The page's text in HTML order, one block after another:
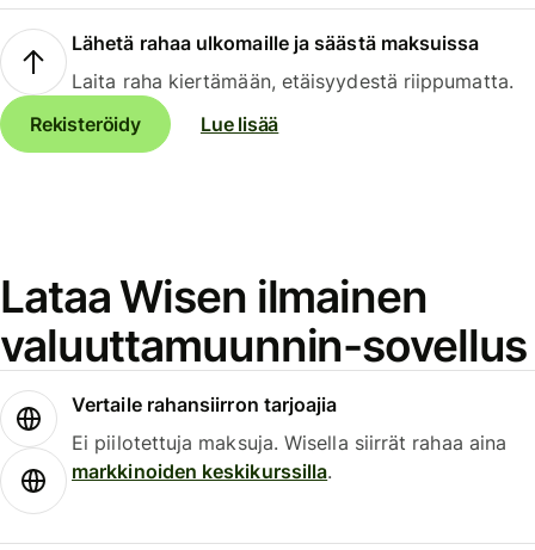
Lähetä rahaa ulkomaille ja säästä maksuissa
Laita raha kiertämään, etäisyydestä riippumatta.
Rekisteröidy
Lue lisää
Lataa Wisen ilmainen
valuuttamuunnin-sovellus
Vertaile rahansiirron tarjoajia
Ei piilotettuja maksuja. Wisella siirrät rahaa aina
markkinoiden keskikurssilla.